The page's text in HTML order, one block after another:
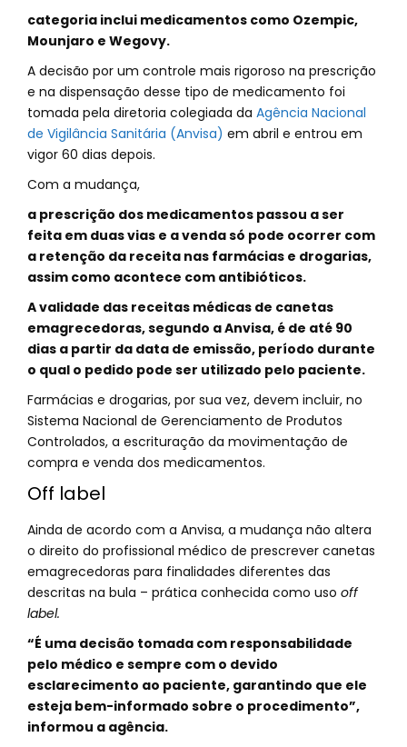
categoria inclui medicamentos como Ozempic,
Mounjaro e Wegovy.
A decisão por um controle mais rigoroso na prescrição
e na dispensação desse tipo de medicamento foi
tomada pela diretoria colegiada da Agência Nacional
de Vigilância Sanitária (Anvisa) em abril e entrou em
vigor 60 dias depois.
Com a mudança,
a prescrição dos medicamentos passou a ser
feita em duas vias e a venda só pode ocorrer com
a retenção da receita nas farmácias e drogarias,
assim como acontece com antibióticos.
A validade das receitas médicas de canetas
emagrecedoras, segundo a Anvisa, é de até 90
dias a partir da data de emissão, período durante
o qual o pedido pode ser utilizado pelo paciente.
Farmácias e drogarias, por sua vez, devem incluir, no
Sistema Nacional de Gerenciamento de Produtos
Controlados, a escrituração da movimentação de
compra e venda dos medicamentos.
Off label
Ainda de acordo com a Anvisa, a mudança não altera
o direito do profissional médico de prescrever canetas
emagrecedoras para finalidades diferentes das
descritas na bula – prática conhecida como uso off
label.
“É uma decisão tomada com responsabilidade
pelo médico e sempre com o devido
esclarecimento ao paciente, garantindo que ele
esteja bem-informado sobre o procedimento”,
informou a agência.